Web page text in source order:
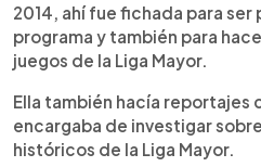
2014, ahí fue fichada para
programa y también para
juegos de la Liga Mayor.
Ella también hacía reportajes
encargaba de investigar
históricos de la Liga Mayor.